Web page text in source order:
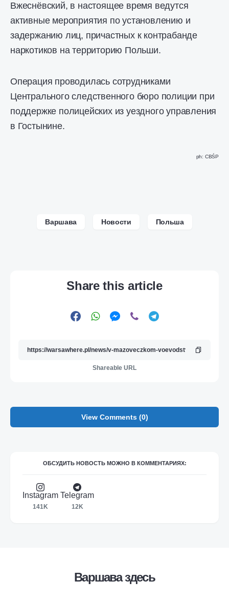
Вжеснёвский, в настоящее время ведутся
активные мероприятия по установлению и
задержанию лиц, причастных к контрабанде
наркотиков на территорию Польши.
Операция проводилась сотрудниками
Центрального следственного бюро полиции при
поддержке полицейских из уездного управления
в Гостынине.
ph: CBŚP
Варшава Новости Польша
Share this article
Shareable URL
View Comments (0)
ОБСУДИТЬ НОВОСТЬ МОЖНО В КОММЕНТАРИЯХ:
Instagram
141K
Telegram
12K
Варшава здесь